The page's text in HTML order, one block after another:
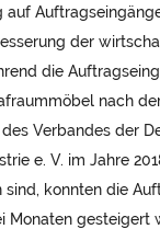
auf
der
die
nach
Verbandes der
e. V. im Jahre
konnten die
Monaten gesteigert